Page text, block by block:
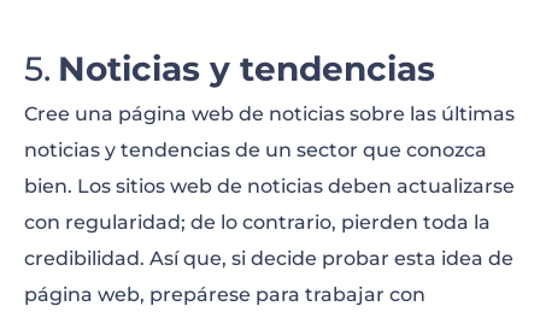
Noticias y tendencias
Cree una página web de noticias sobre las últimas
noticias y tendencias de un sector que conozca
bien. Los sitios web de noticias deben actualizarse
con regularidad; de lo contrario, pierden toda la
credibilidad. Así que, si decide probar esta idea de
página web, prepárese para trabajar con